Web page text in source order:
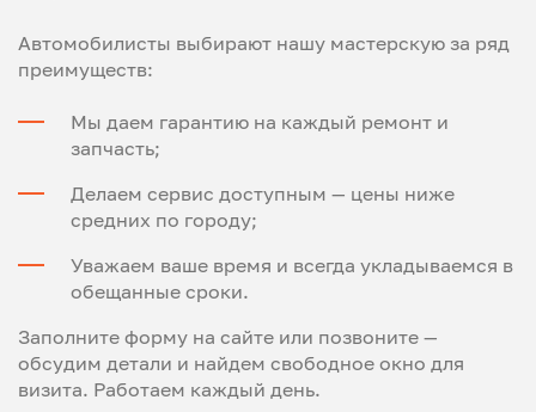
Автомобилисты выбирают нашу мастерскую за ряд
преимуществ:
Мы даем гарантию на каждый ремонт и
запчасть;
Делаем сервис доступным — цены ниже
средних по городу;
Уважаем ваше время и всегда укладываемся в
обещанные сроки.
Заполните форму на сайте или позвоните —
обсудим детали и найдем свободное окно для
визита. Работаем каждый день.